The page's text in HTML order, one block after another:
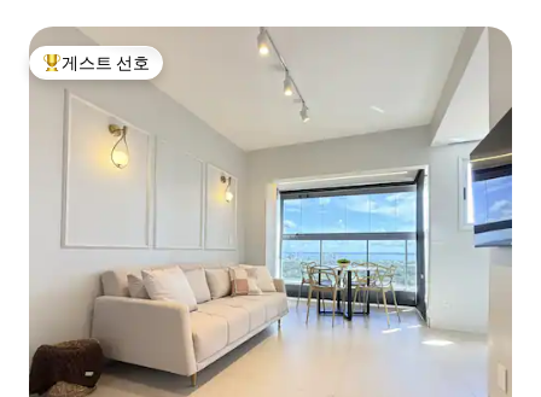
상위 게스트 선호
게스트 선호